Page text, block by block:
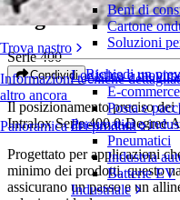
Trova nastro
Informazioni tecniche
altro ancora
Panoramica dei prodotti
Beni di
Cartone
Soluzioni
Logistica e
E-
Posta e
Pneumatici e
Pneumatici
Industria
Batterie EV
Industriale
Angled Roller™
Serie 400
Condividi Richiedi un
Il posizionamento preciso
Intralox Serie 400 0-Degree
Progettato per applicazioni
minimo dei prodotti, questo
assicurano un passo e un